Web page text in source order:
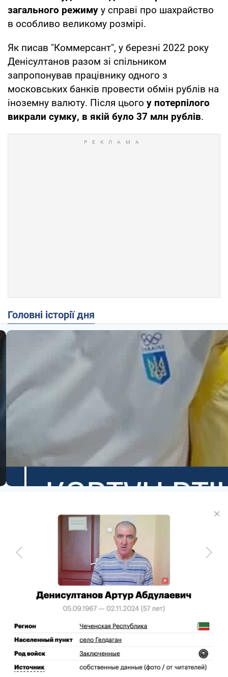
загального режиму у справі про шахрайство
в особливо великому розмірі.
Як писав "Коммерсант", у березні 2022 року
Денісултанов разом зі спільником
запропонував працівнику одного з
московських банків провести обмін рублів на
іноземну валюту. Після цього у потерпілого
викрали сумку, в якій було 37 млн рублів.
Головні історії дня